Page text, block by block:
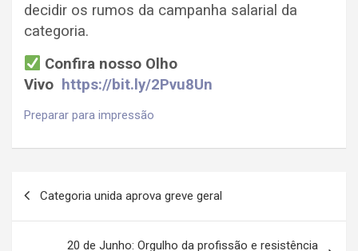
decidir os rumos da campanha salarial da
categoria.
Confira nosso Olho
Vivo https://bit.ly/2Pvu8Un
Preparar para impressão
artigos
Categoria unida aprova greve geral
20 de Junho: Orgulho da profissão e resistência